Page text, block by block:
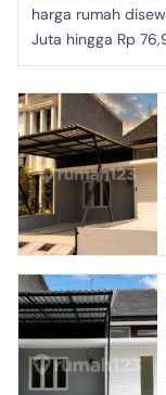
harga rumah
Juta hingga Rp